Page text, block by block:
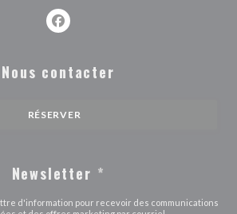
Facebook ((ouvre une nouvelle
Nous contacter
RÉSERVER
Newsletter *
d'information pour recevoir des communications